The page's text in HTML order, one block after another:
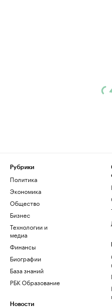
Рубрики
Политика
Экономика
Общество
Бизнес
Технологии и
медиа
Финансы
Биографии
База знаний
РБК Образование
Новости